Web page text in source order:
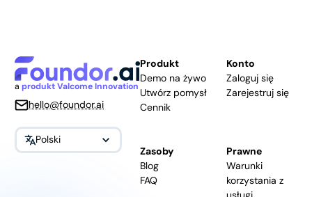
a produkt Valcome Innovation
hello@foundor.ai
Polski
Produkt
Demo na żywo
Utwórz pomysł
Cennik
Konto
Zaloguj się
Zarejestruj się
Zasoby
Blog
FAQ
Prawne
Warunki
korzystania z